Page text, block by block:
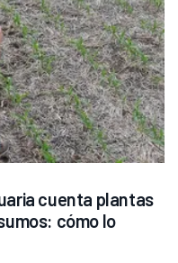
cuenta plantas
cómo lo